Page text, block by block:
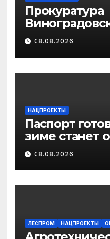
Прокуратура
информирует
изменениях
08.08.2026
НАЦПРОЕКТЫ
Паспорт
зиме станет
требованием
с 1 сентября
08.08.2026
ЛЕСПРОМ НАЦПРОЕКТЫ